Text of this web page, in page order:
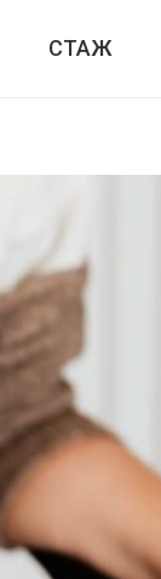
СТАЖ